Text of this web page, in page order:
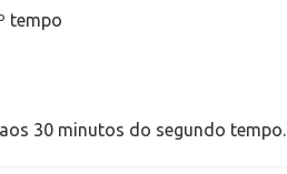
tempo
30 minutos do segundo tempo.